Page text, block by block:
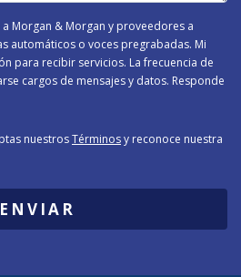
Morgan & Morgan y proveedores a
automáticos o voces pregrabadas. Mi
para recibir servicios. La frecuencia de
cargos de mensajes y datos. Responde
nuestrosTérminosy reconoce nuestra